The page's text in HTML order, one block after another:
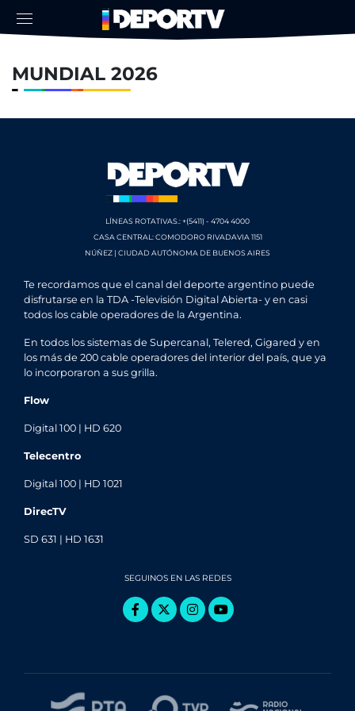
MUNDIAL 2026
LÍNEAS ROTATIVAS.: +(5411) - 4704 4000
CASA CENTRAL: COMODORO RIVADAVIA 1151
NÚÑEZ | CIUDAD AUTÓNOMA DE BUENOS AIRES
Te recordamos que el canal del deporte argentino puede
disfrutarse en la TDA -Televisión Digital Abierta- y en casi
todos los cable operadores de la Argentina.
En todos los sistemas de Supercanal, Telered, Gigared y en
los más de 200 cable operadores del interior del país, que ya
lo incorporaron a sus grilla.
Flow
Digital 100 | HD 620
Telecentro
Digital 100 | HD 1021
DirecTV
SD 631 | HD 1631
SEGUINOS EN LAS REDES